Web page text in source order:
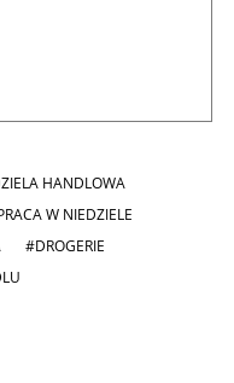
HANDLOWA
W NIEDZIELE
#DROGERIE